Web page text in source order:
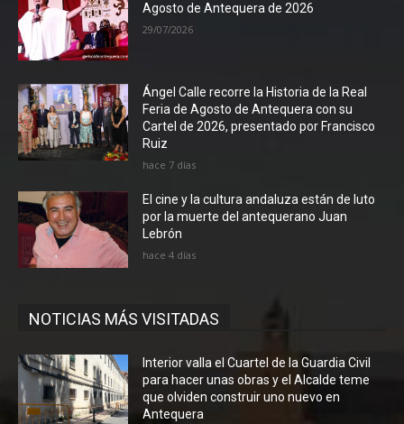
Agosto de Antequera de 2026
29/07/2026
Ángel Calle recorre la Historia de la Real
Feria de Agosto de Antequera con su
Cartel de 2026, presentado por Francisco
Ruiz
hace 7 días
El cine y la cultura andaluza están de luto
por la muerte del antequerano Juan
Lebrón
hace 4 días
NOTICIAS MÁS VISITADAS
Interior valla el Cuartel de la Guardia Civil
para hacer unas obras y el Alcalde teme
que olviden construir uno nuevo en
Antequera